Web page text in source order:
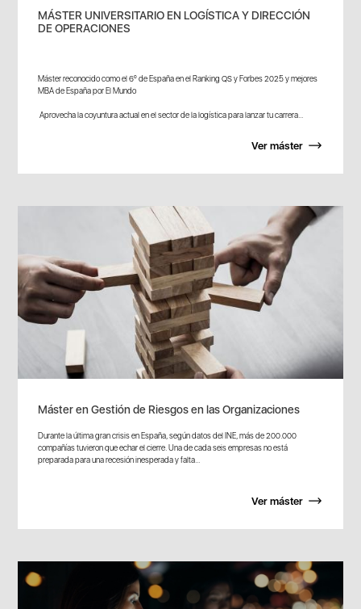
MÁSTER UNIVERSITARIO EN LOGÍSTICA Y DIRECCIÓN
DE OPERACIONES
Máster reconocido como el 6º de España en el Ranking QS y Forbes 2025 y mejores
MBA de España por El Mundo
Aprovecha la coyuntura actual en el sector de la logística para lanzar tu carrera...
Ver máster
Máster en Gestión de Riesgos en las Organizaciones
Durante la última gran crisis en España, según datos del INE, más de 200.000
compañías tuvieron que echar el cierre. Una de cada seis empresas no está
preparada para una recesión inesperada y falta...
Ver máster